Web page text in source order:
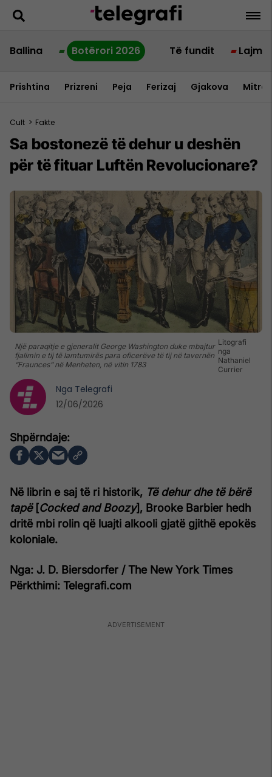
Ballina Botërori 2026 Të fundit Lajme
Prishtina Prizreni Peja Ferizaj Gjakova
Cult > Fakte
Sa bostonezë të dehur u deshën
për të fituar Luftën Revolucionare?
Një paraqitje e gjeneralit George Washington duke mbajtur
fjalimin e tij të lamtumirës para oficerëve të tij në tavernën
“Fraunces” në Menheten, në vitin 1783
Litografi
nga
Nathaniel
Currier
Në librin e saj të ri historik, Të dehur dhe të bërë
tapë[Cocked and Boozy], Brooke Barbier hedh
dritë mbi rolin që luajti alkooli gjatë gjithë epokës
koloniale.
Nga: J. D. Biersdorfer / The New York Times
Përkthimi: Telegrafi.com
Nga Telegrafi
12/06/2026